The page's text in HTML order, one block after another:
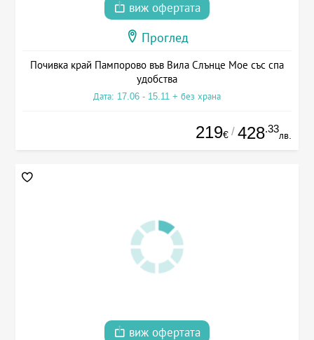
виж офертата
Проглед
Почивка край Пампорово във Вила Слънце Мое със спа
удобства
Дата: 17.06 - 15.11 + без храна
219€ / 428.33
лв.
виж офертата